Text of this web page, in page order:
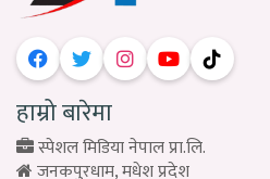
हाम्रो बारेमा
स्पेशल मिडिया नेपाल प्रा.लि.
जनकपुरधाम, मधेश प्रदेश